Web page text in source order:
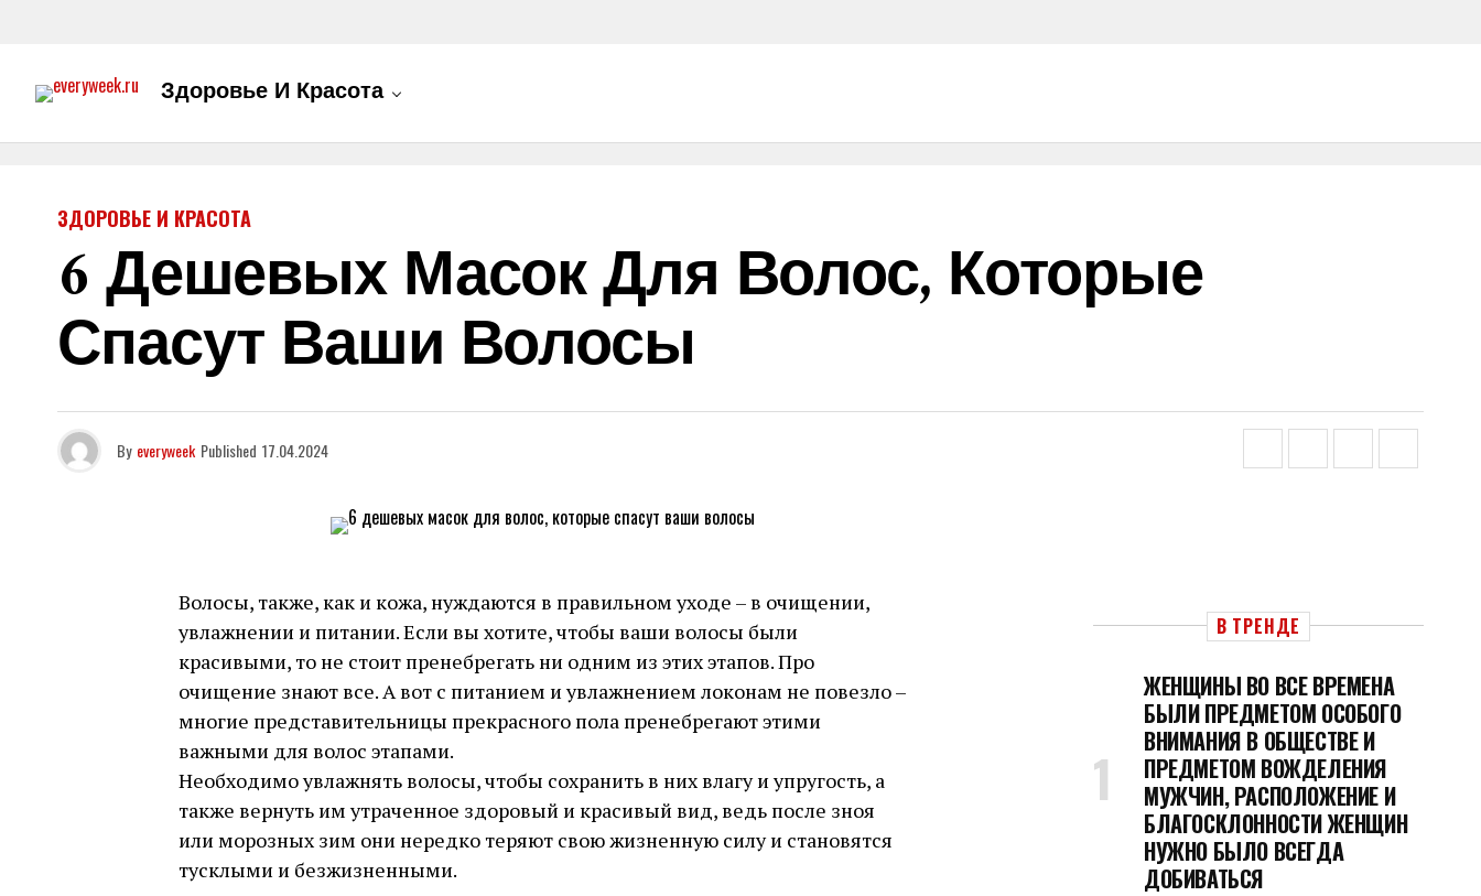
Здоровье И Красота
ЗДОРОВЬЕ И КРАСОТА
6 Дешевых Масок Для Волос, Которые
Спасут Ваши Волосы
By everyweek Published 17.04.2024
Волосы, также, как и кожа, нуждаются в правильном уходе – в очищении,
увлажнении и питании. Если вы хотите, чтобы ваши волосы были
красивыми, то не стоит пренебрегать ни одним из этих этапов. Про
очищение знают все. А вот с питанием и увлажнением локонам не повезло –
многие представительницы прекрасного пола пренебрегают этими
важными для волос этапами.
Необходимо увлажнять волосы, чтобы сохранить в них влагу и упругость, а
также вернуть им утраченное здоровый и красивый вид, ведь после зноя
или морозных зим они нередко теряют свою жизненную силу и становятся
тусклыми и безжизненными.
В ТРЕНДЕ
ЖЕНЩИНЫ ВО ВСЕ ВРЕМЕНА
БЫЛИ ПРЕДМЕТОМ ОСОБОГО
ВНИМАНИЯ В ОБЩЕСТВЕ И
ПРЕДМЕТОМ ВОЖДЕЛЕНИЯ
МУЖЧИН, РАСПОЛОЖЕНИЕ И
БЛАГОСКЛОННОСТИ ЖЕНЩИН
НУЖНО БЫЛО ВСЕГДА
ДОБИВАТЬСЯ